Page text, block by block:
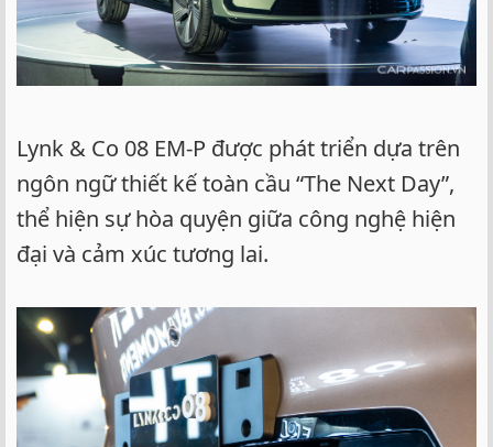
Lynk & Co 08 EM-P được phát triển dựa trên
ngôn ngữ thiết kế toàn cầu “The Next Day”,
thể hiện sự hòa quyện giữa công nghệ hiện
đại và cảm xúc tương lai.